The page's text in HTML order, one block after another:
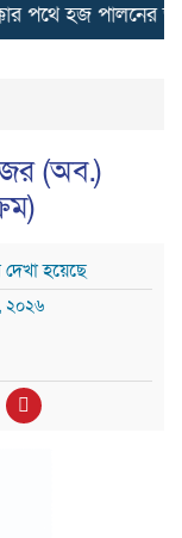
পথে হজ পালনের
(অব.)
হয়েছে
২০২৬